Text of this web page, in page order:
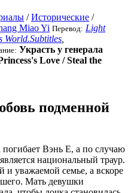
/Исторические /
Miao Yi Перевод: Light
World.Subtitles
Украсть у генерала
Love / Steal the
подменной
погибает Вэнь Е, а по случаю
национальный траур.
и уважаемой семье, а вскоре
Мать девушки